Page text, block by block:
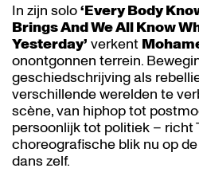
In zijn solo‘Every Body
Brings And We All Know
Yesterday’ verkent
onontgonnen terrein.
geschiedschrijving als
verschillende werelden te
scène, van hiphop tot
persoonlijk tot politiek – richt
choreografische blik nu op
dans zelf.